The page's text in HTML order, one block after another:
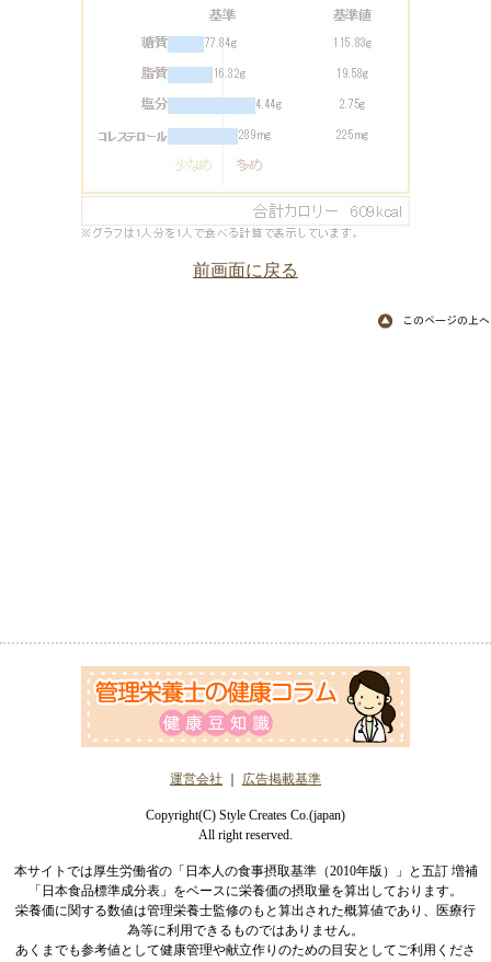
前画面に戻る
運営会社 広告掲載基準
Copyright(C) Style Creates Co.(japan)
All right reserved.
本サイトでは厚生労働省の「日本人の食事摂取基準（2010年版）」と五訂 増補
「日本食品標準成分表」をベースに栄養価の摂取量を算出しております。
栄養価に関する数値は管理栄養士監修のもと算出された概算値であり、医療行
為等に利用できるものではありません。
あくまでも参考値として健康管理や献立作りのための目安としてご利用くださ